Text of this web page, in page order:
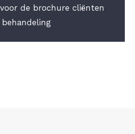
de brochure cliënten
behandeling